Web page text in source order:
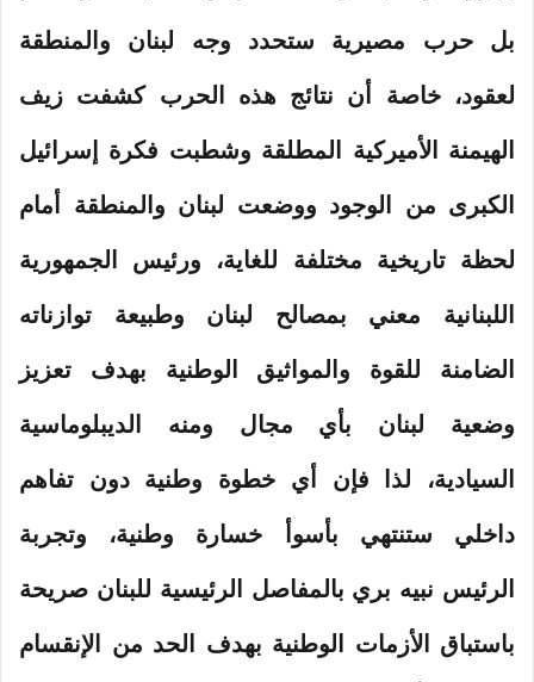
بل حرب مصيرية ستحدد وجه لبنان والمنطقة
لعقود، خاصة أن نتائج هذه الحرب كشفت زيف
الهيمنة الأميركية المطلقة وشطبت فكرة إسرائيل
الكبرى من الوجود ووضعت لبنان والمنطقة أمام
لحظة تاريخية مختلفة للغاية، ورئيس الجمهورية
اللبنانية معني بمصالح لبنان وطبيعة توازناته
الضامنة للقوة والمواثيق الوطنية بهدف تعزيز
وضعية لبنان بأي مجال ومنه الديبلوماسية
السيادية، لذا فإن أي خطوة وطنية دون تفاهم
داخلي ستنتهي بأسوأ خسارة وطنية، وتجربة
الرئيس نبيه بري بالمفاصل الرئيسية للبنان صريحة
باستباق الأزمات الوطنية بهدف الحد من الإنقسام